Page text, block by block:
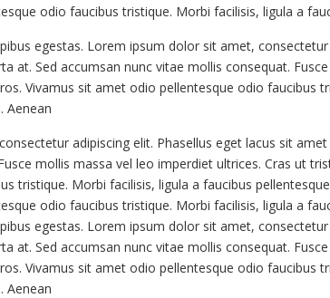
odio faucibus tristique. Morbi facilisis, ligula a
egestas. Lorem ipsum dolor sit amet,
at. Sed accumsan nunc vitae mollis consequat.
Vivamus sit amet odio pellentesque odio
Aenean
adipiscing elit. Phasellus eget lacus sit
mollis massa vel leo imperdiet ultrices. Cras ut
tristique. Morbi facilisis, ligula a faucibus
odio faucibus tristique. Morbi facilisis, ligula a
egestas. Lorem ipsum dolor sit amet,
at. Sed accumsan nunc vitae mollis consequat.
Vivamus sit amet odio pellentesque odio
Aenean